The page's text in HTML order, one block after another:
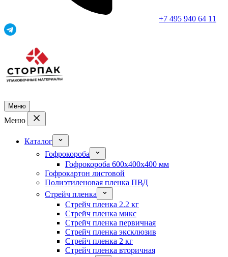
+7 495 940 64 11
Меню
Меню
Каталог
Гофрокороба
Гофрокороба 600x400x400 мм
Гофрокартон листовой
Полиэтиленовая пленка ПВД
Стрейч пленка
Стрейч пленка 2.2 кг
Стрейч пленка микс
Стрейч пленка первичная
Стрейч пленка эксклюзив
Стрейч пленка 2 кг
Стрейч пленка вторичная